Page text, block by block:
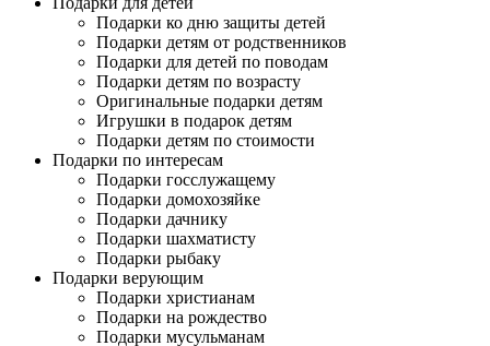
Подарки ко дню защиты детей
Подарки детям от родственников
Подарки для детей по поводам
Подарки детям по возрасту
Оригинальные подарки детям
Игрушки в подарок детям
Подарки детям по стоимости
Подарки по интересам
Подарки госслужащему
Подарки домохозяйке
Подарки дачнику
Подарки шахматисту
Подарки рыбаку
Подарки верующим
Подарки христианам
Подарки на рождество
Подарки мусульманам